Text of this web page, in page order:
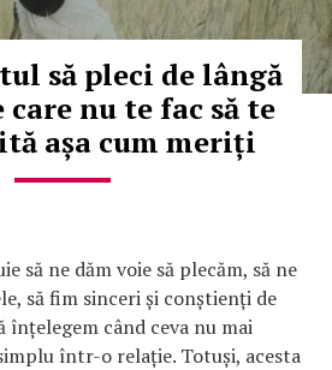
să pleci de lângă
care nu te fac să te
așa cum meriți
să ne dăm voie să plecăm, să ne
să fim sinceri și conștienți de
înțelegem când ceva nu mai
într-o relație. Totuși, acesta